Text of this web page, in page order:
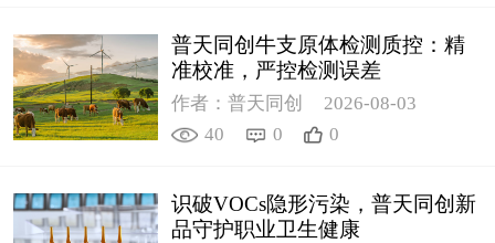
普天同创牛支原体检测质控：精
准校准，严控检测误差
作者：普天同创
2026-08-03
40
0 0
识破VOCs隐形污染，普天同创新
品守护职业卫生健康